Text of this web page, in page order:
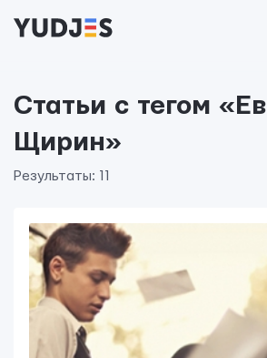
Статьи с тегом
Щирин»
Результаты: 11